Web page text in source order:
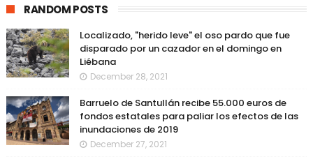
RANDOM POSTS
Localizado, "herido leve" el oso pardo que fue
disparado por un cazador en el domingo en
Liébana
December 28, 2021
Barruelo de Santullán recibe 55.000 euros de
fondos estatales para paliar los efectos de las
inundaciones de 2019
December 27, 2021